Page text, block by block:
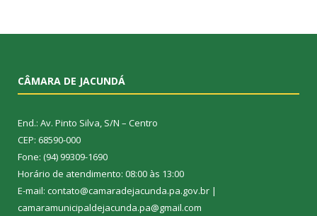
CÂMARA DE JACUNDÁ
End.: Av. Pinto Silva, S/N – Centro
CEP: 68590-000
Fone: (94) 99309-1690
Horário de atendimento: 08:00 às 13:00
E-mail: contato@camaradejacunda.pa.gov.br |
camaramunicipaldejacunda.pa@gmail.com